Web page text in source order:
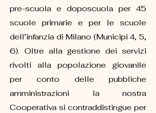
pre-scuola e doposcuola per 45
scuole primarie e per le scuole
dell’infanzia di Milano (Municipi 4, 5,
6). Oltre alla gestione dei servizi
rivolti alla popolazione giovanile
per conto delle pubbliche
amministrazioni la nostra
Cooperativa si contraddistingue per